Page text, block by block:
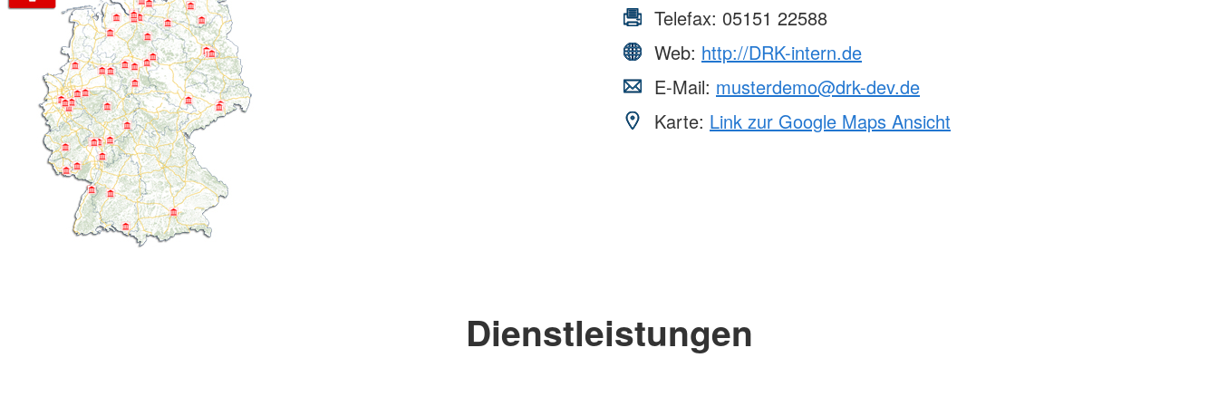
Telefax: 05151 22588
Web: http://DRK-intern.de
E-Mail: musterdemo@drk-dev.de
Karte: Link zur Google Maps Ansicht
Dienstleistungen